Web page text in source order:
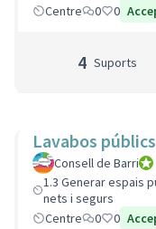
Centre
0 0
4 Suports
Lavabos
Consell de Barri
1.3 Generar espais
nets i segurs
Centre
0 0